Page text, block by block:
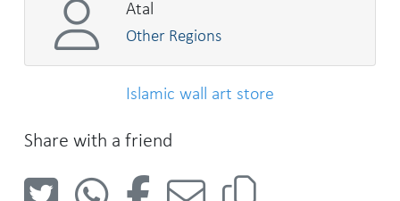
Atal
Other Regions
Islamic wall art store
Share with a friend